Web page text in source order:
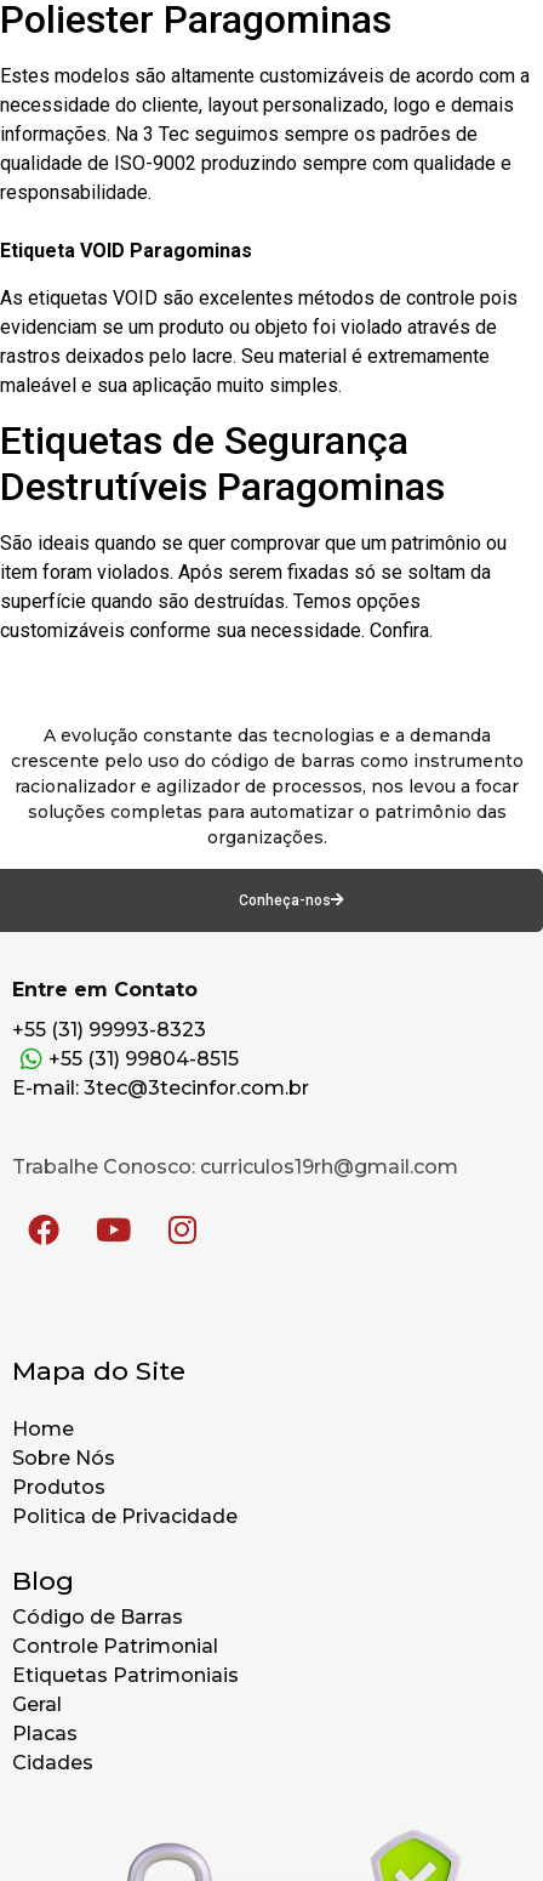
Poliester Paragominas
Estes modelos são altamente customizáveis de acordo com a
necessidade do cliente, layout personalizado, logo e demais
informações. Na 3 Tec seguimos sempre os padrões de
qualidade de ISO-9002 produzindo sempre com qualidade e
responsabilidade.
Etiqueta VOID Paragominas
As etiquetas VOID são excelentes métodos de controle pois
evidenciam se um produto ou objeto foi violado através de
rastros deixados pelo lacre. Seu material é extremamente
maleável e sua aplicação muito simples.
Etiquetas de Segurança
Destrutíveis Paragominas
São ideais quando se quer comprovar que um patrimônio ou
item foram violados. Após serem fixadas só se soltam da
superfície quando são destruídas. Temos opções
customizáveis conforme sua necessidade. Confira.
A evolução constante das tecnologias e a demanda
crescente pelo uso do código de barras como instrumento
racionalizador e agilizador de processos, nos levou a focar
soluções completas para automatizar o patrimônio das
organizações.
Conheça-nos
Entre em Contato
+55 (31) 99993-8323
+55 (31) 99804-8515
E-mail: 3tec@3tecinfor.com.br
Trabalhe Conosco: curriculos19rh@gmail.com
Mapa do Site
Home
Sobre Nós
Produtos
Politica de Privacidade
Blog
Código de Barras
Controle Patrimonial
Etiquetas Patrimoniais
Geral
Placas
Cidades